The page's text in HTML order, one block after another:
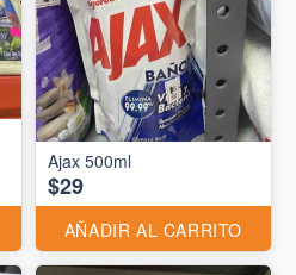
Ajax 500ml
$29
AÑADIR AL CARRITO